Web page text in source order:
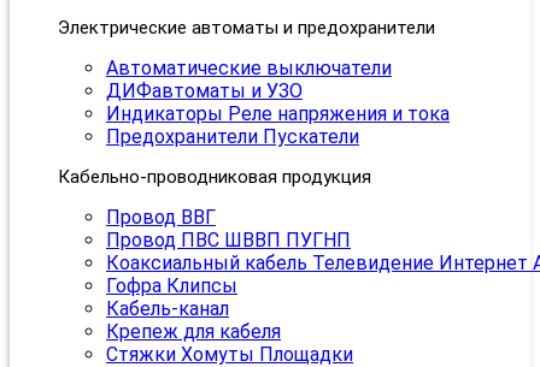
Электрические автоматы и предохранители
Автоматические выключатели
ДИФавтоматы и УЗО
Индикаторы Реле напряжения и тока
Предохранители Пускатели
Кабельно-проводниковая продукция
Провод ВВГ
Провод ПВС ШВВП ПУГНП
Коаксиальный кабель Телевидение Интернет
Гофра Клипсы
Кабель-канал
Крепеж для кабеля
Стяжки Хомуты Площадки